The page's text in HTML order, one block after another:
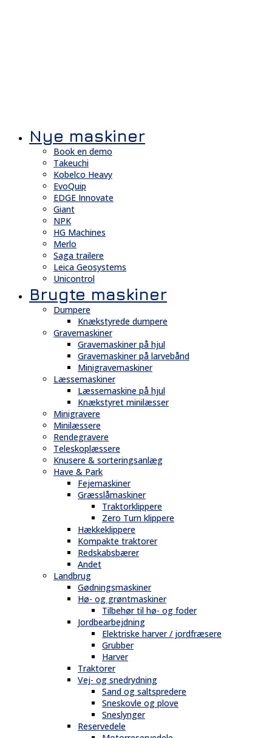
Nye maskiner
Book en demo
Takeuchi
Kobelco Heavy
EvoQuip
EDGE Innovate
Giant
NPK
HG Machines
Merlo
Saga trailere
Leica Geosystems
Unicontrol
Brugte maskiner
Dumpere
Knækstyrede dumpere
Gravemaskiner
Gravemaskiner på hjul
Gravemaskiner på larvebånd
Minigravemaskiner
Læssemaskiner
Læssemaskine på hjul
Knækstyret minilæsser
Minigravere
Minilæssere
Rendegravere
Teleskoplæssere
Knusere & sorteringsanlæg
Have & Park
Fejemaskiner
Græsslåmaskiner
Traktorklippere
Zero Turn klippere
Hækkeklippere
Kompakte traktorer
Redskabsbærer
Andet
Landbrug
Gødningsmaskiner
Hø- og grøntmaskiner
Tilbehør til hø- og foder
Jordbearbejdning
Elektriske harver / jordfræsere
Grubber
Harver
Traktorer
Vej- og snedrydning
Sand og saltspredere
Sneskovle og plove
Sneslynger
Reservedele